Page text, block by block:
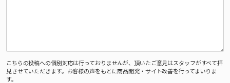
こちらの投稿への個別対応は行っておりませんが、頂いたご意見はスタッフがすべて拝
見させていただきます。お客様の声をもとに商品開発・サイト改善を行ってまいりま
す。